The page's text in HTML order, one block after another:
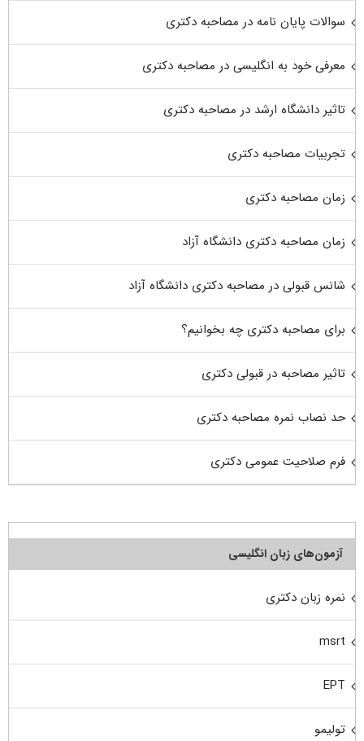
سوالات پایان نامه در مصاحبه دکتری
معرفی خود به انگلیسی در مصاحبه دکتری
تاثیر دانشگاه ارشد در مصاحبه دکتری
تجربیات مصاحبه دکتری
زمان مصاحبه دکتری
زمان مصاحبه دکتری دانشگاه آزاد
شانس قبولی در مصاحبه دکتری دانشگاه آزاد
برای مصاحبه دکتری چه بخوانیم؟
تاثیر مصاحبه در قبولی دکتری
حد نصاب نمره مصاحبه دکتری
فرم صلاحیت عمومی دکتری
آزمون‌های زبان انگلیسی
نمره زبان دکتری
msrt
EPT
تولیمو